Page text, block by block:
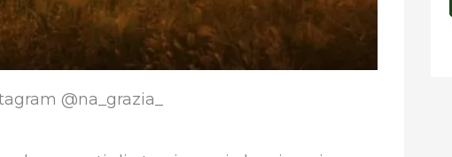
@na_grazia_